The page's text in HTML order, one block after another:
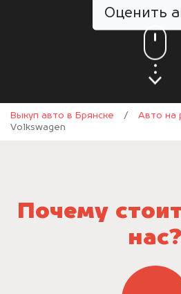
Оценить
Выкуп авто в Брянске / Авто на
Volkswagen
Почему
нас?